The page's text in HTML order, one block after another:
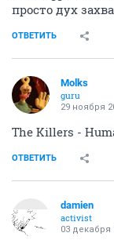
просто дух
ОТВЕТИТЬ
Molks
guru
29 ноября
The Killers -
ОТВЕТИТЬ
damien
activist
03 декабря